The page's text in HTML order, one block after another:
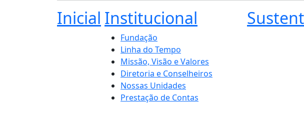
Inicial Institucional
Fundação
Linha do Tempo
Missão, Visão e Valores
Diretoria e Conselheiros
Nossas Unidades
Prestação de Contas